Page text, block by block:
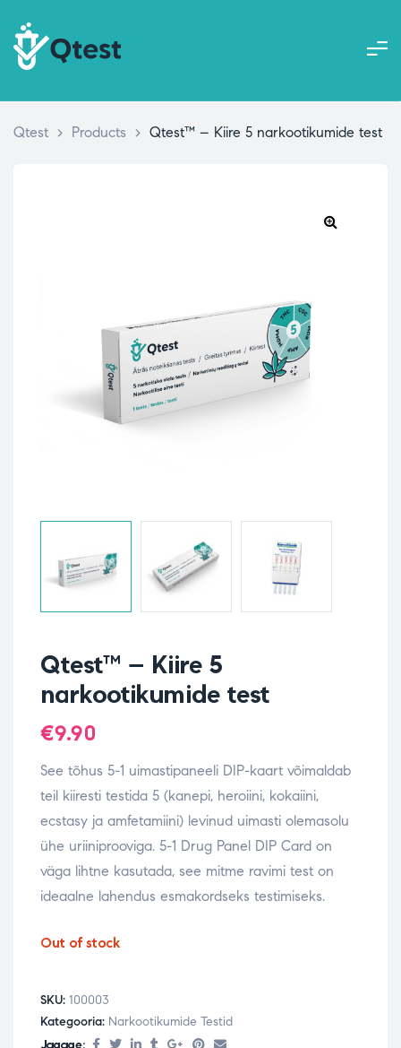
Qtest > Products > Qtest™ – Kiire 5 narkootikumide test
Qtest™ – Kiire 5
narkootikumide test
€9.90
See tõhus 5-1 uimastipaneeli DIP-kaart võimaldab
teil kiiresti testida 5 (kanepi, heroiini, kokaiini,
ecstasy ja amfetamiini) levinud uimasti olemasolu
ühe uriiniprooviga. 5-1 Drug Panel DIP Card on
väga lihtne kasutada, see mitme ravimi test on
ideaalne lahendus esmakordseks testimiseks.
Out of stock
SKU: 100003
Kategooria: Narkootikumide Testid